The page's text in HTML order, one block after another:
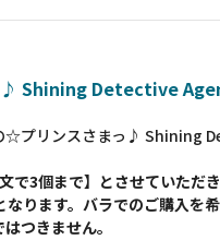
♪ Shining Detective
☆プリンスさまっ♪ Shining
3個まで】とさせていただき
ります。バラでのご購入を
つきません。